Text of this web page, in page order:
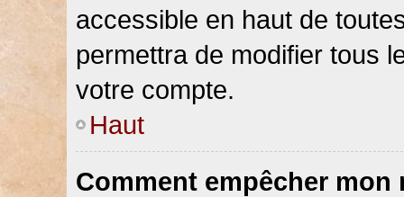
accessible en haut de
permettra de modifier tous
votre compte.
Haut
Comment empêcher mon